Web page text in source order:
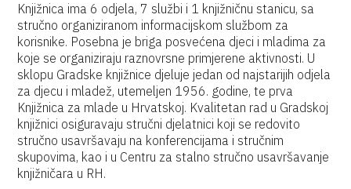
Knjižnica ima 6 odjela, 7 službi i 1 knjižničnu stanicu, sa
stručno organiziranom informacijskom službom za
korisnike. Posebna je briga posvećena djeci i mladima za
koje se organiziraju raznovrsne primjerene aktivnosti. U
sklopu Gradske knjižnice djeluje jedan od najstarijih odjela
za djecu i mladež, utemeljen 1956. godine, te prva
Knjižnica za mlade u Hrvatskoj. Kvalitetan rad u Gradskoj
knjižnici osiguravaju stručni djelatnici koji se redovito
stručno usavršavaju na konferencijama i stručnim
skupovima, kao i u Centru za stalno stručno usavršavanje
knjižničara u RH.